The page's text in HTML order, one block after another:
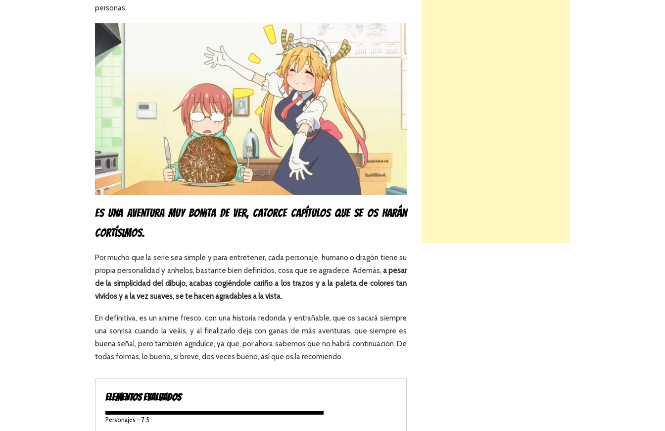
personas.
Es una aventura muy bonita de ver, catorce capítulos que se os harán
cortísimos.
Por mucho que la serie sea simple y para entretener, cada personaje, humano o dragón tiene su
propia personalidad y anhelos, bastante bien definidos, cosa que se agradece. Además, a pesar
de la simplicidad del dibujo, acabas cogiéndole cariño a los trazos y a la paleta de colores tan
vividos y a la vez suaves, se te hacen agradables a la vista.
En definitiva, es un anime fresco, con una historia redonda y entrañable, que os sacará siempre
una sonrisa cuando la veáis, y al finalizarlo deja con ganas de más aventuras, que siempre es
buena señal, pero también agridulce, ya que, por ahora sabemos que no habrá continuación. De
todas formas, lo bueno, si breve, dos veces bueno, así que os la recomiendo.
ELEMENTOS EVALUADOS
Personajes - 7.5